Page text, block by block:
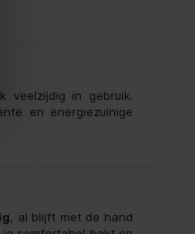
in gebruik.
en energiezuinige
, al blijft met de hand